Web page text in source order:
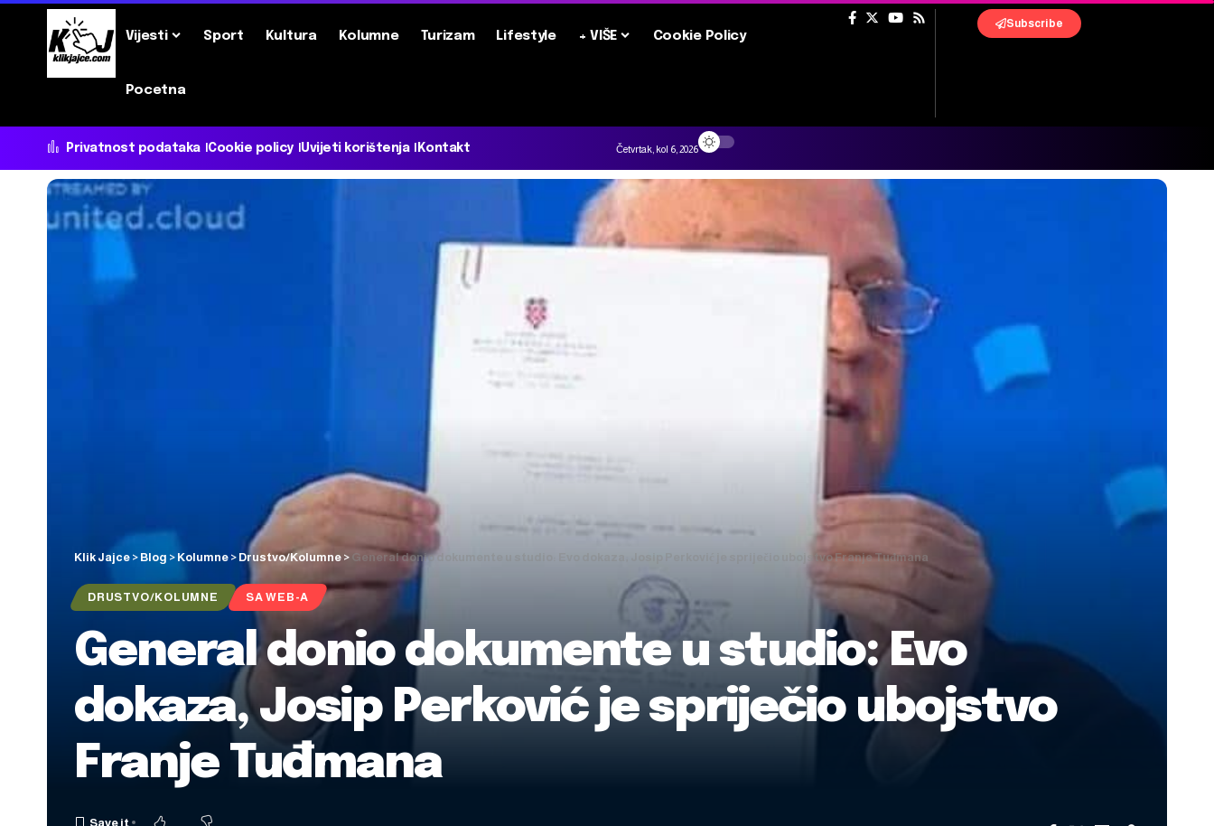
Vijesti Sport Kultura Kolumne Turizam Lifestyle + VIŠE Cookie Policy
Pocetna
Subscribe
Privatnost podataka Cookie policy Uvijeti korištenja Kontakt Četvrtak, kol 6, 2026
Klik Jajce > Blog > Kolumne > Drustvo/Kolumne > General donio dokumente u studio: Evo dokaza, Josip Perković je spriječio ubojstvo Franje Tuđmana
DRUSTVO/KOLUMNE SA WEB-A
General donio dokumente u studio: Evo
dokaza, Josip Perković je spriječio ubojstvo
Franje Tuđmana